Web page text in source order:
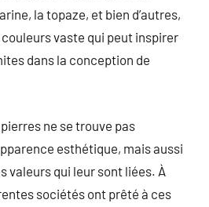
la topaze, et bien d’autres,
vaste qui peut inspirer
dans la conception de
ne se trouve pas
esthétique, mais aussi
valeurs qui leur sont liées. À
sociétés ont prêté à ces